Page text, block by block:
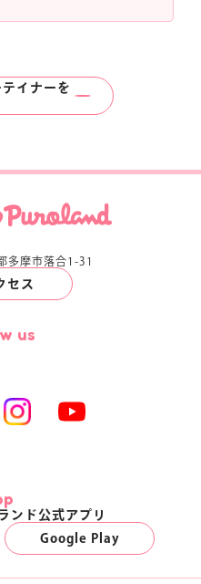
イナーを
多摩市落合1-31
セス
us
ンド公式アプリ
Google Play